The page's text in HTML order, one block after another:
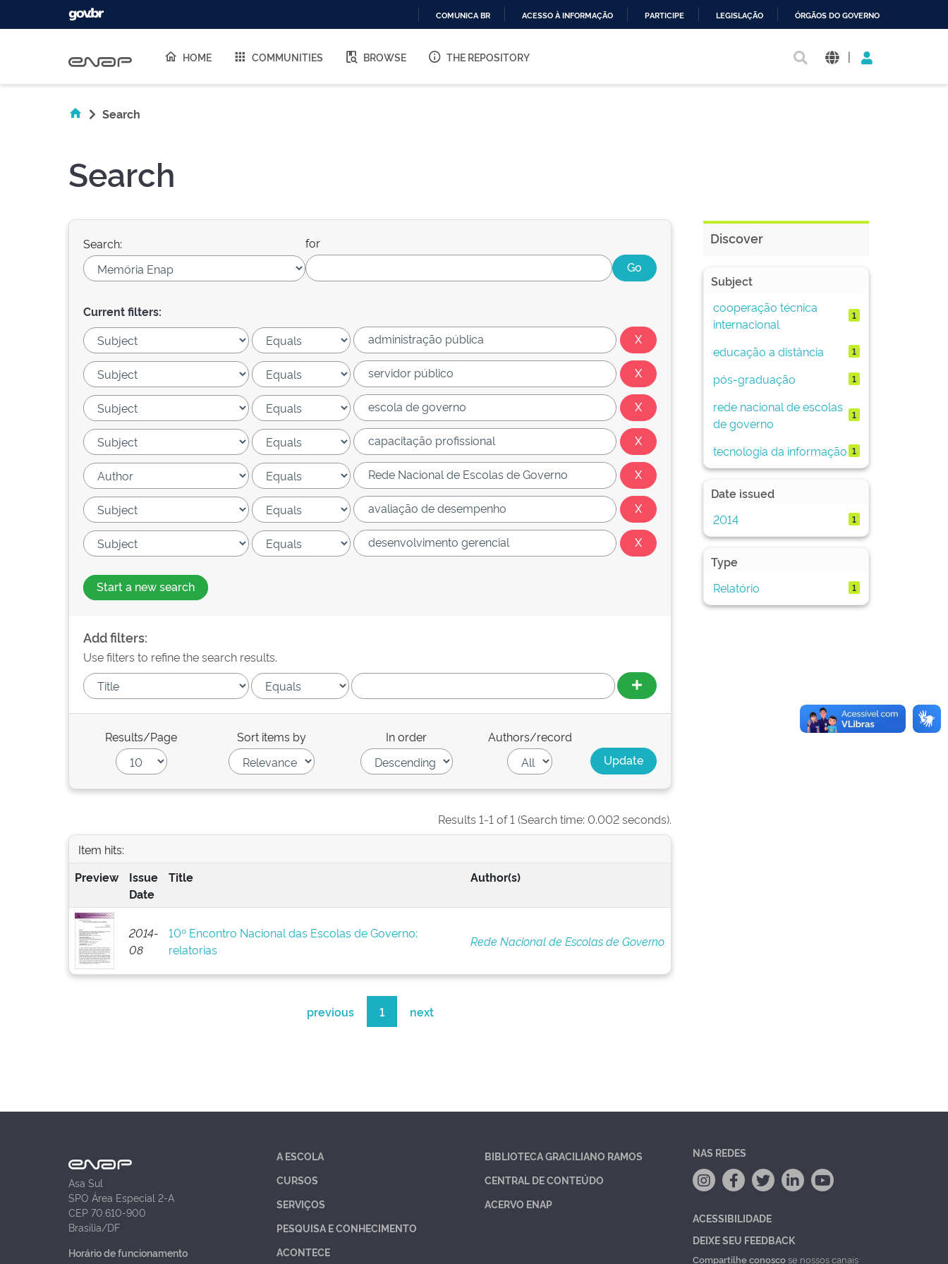
O
COMUNICA BR ACESSO À INFORMAÇÃO PARTICIPE LEGISLAÇÃO ÓRGÃOS DO GOVERNO
HOME COMMUNITIES BROWSE THE REPOSITORY |
Search
Search
Search: for
Current filters:
Start a new search
Add filters:
Use filters to refine the search results.
Results/Page Sort items by In order Authors/record
Results 1-1 of 1 (Search time: 0.002 seconds).
Item hits:
Preview
Issue
Date
Title Author(s)
2014-
08
10º Encontro Nacional das Escolas de Governo:
relatorias
Rede Nacional de Escolas de Governo
previous 1 next
Discover
Subject
cooperação técnica
internacional
1
educação a distância 1
pós-graduação 1
rede nacional de escolas
de governo
1
tecnologia da informação 1
Date issued
2014
1
Type
Relatório
1
Asa Sul
SPO Área Especial 2-A
CEP 70.610-900
Brasília/DF
Horário de funcionamento
A ESCOLA
CURSOS
SERVIÇOS
PESQUISA E CONHECIMENTO
ACONTECE
BIBLIOTECA GRACILIANO RAMOS
CENTRAL DE CONTEÚDO
ACERVO ENAP
NAS REDES
ACESSIBILIDADE
DEIXE SEU FEEDBACK
Compartilhe conoscose nossos canais